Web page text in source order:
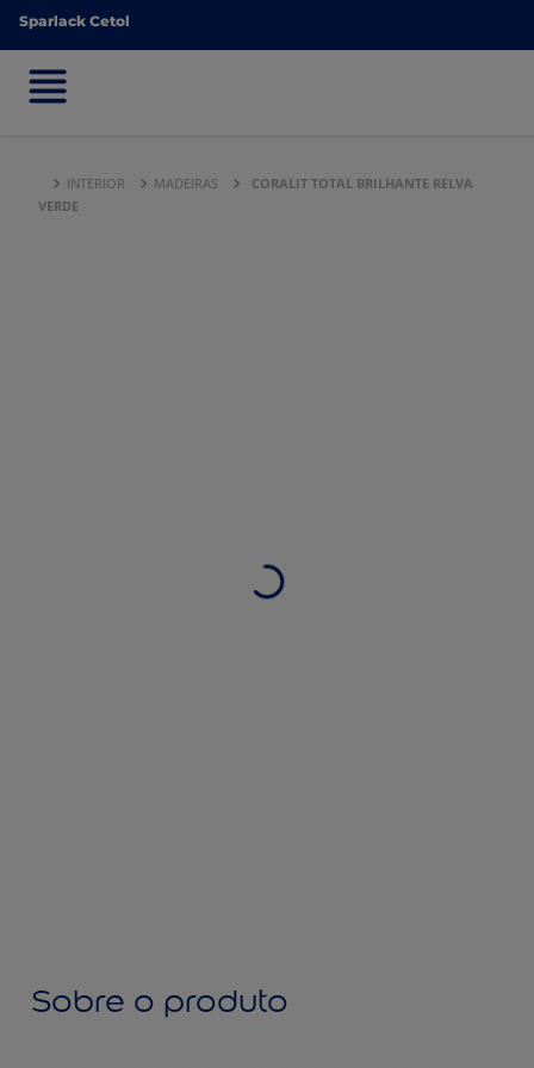
Sparlack Cetol
Sparlack Cetol
INTERIOR MADEIRAS
CORALIT TOTAL BRILHANTE RELVA
VERDE
Sobre o produto